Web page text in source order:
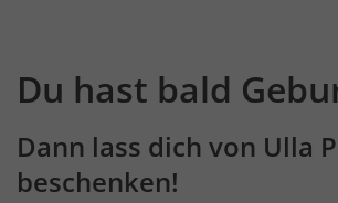
Du hast bald
Dann lass dich von Ulla
beschenken!